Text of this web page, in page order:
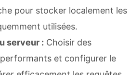
pour stocker localement les
utilisées.
serveur : Choisir des
et configurer le